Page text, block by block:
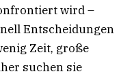
wird –
Entscheidungen
Zeit, große
suchen sie